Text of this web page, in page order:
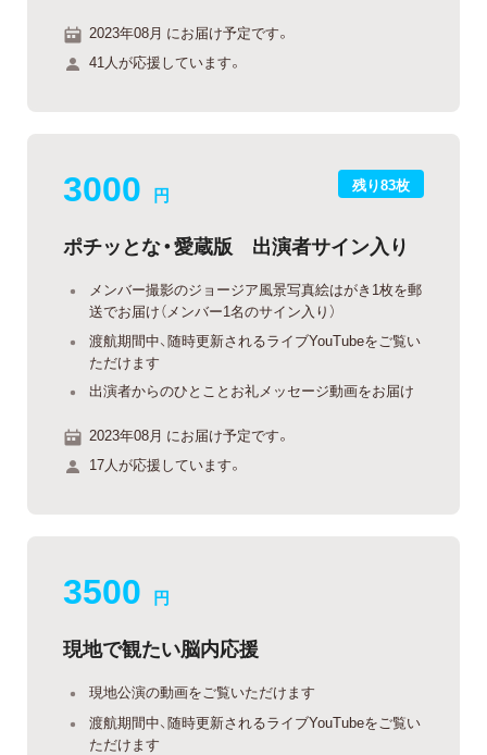
2023年08月 にお届け予定です。
41人が応援しています。
残り83枚
3000 円
ポチッとな・愛蔵版 出演者サイン入り
メンバー撮影のジョージア風景写真絵はがき1枚を郵
送でお届け（メンバー1名のサイン入り）
渡航期間中、随時更新されるライブYouTubeをご覧い
ただけます
出演者からのひとことお礼メッセージ動画をお届け
2023年08月 にお届け予定です。
17人が応援しています。
3500 円
現地で観たい脳内応援
現地公演の動画をご覧いただけます
渡航期間中、随時更新されるライブYouTubeをご覧い
ただけます